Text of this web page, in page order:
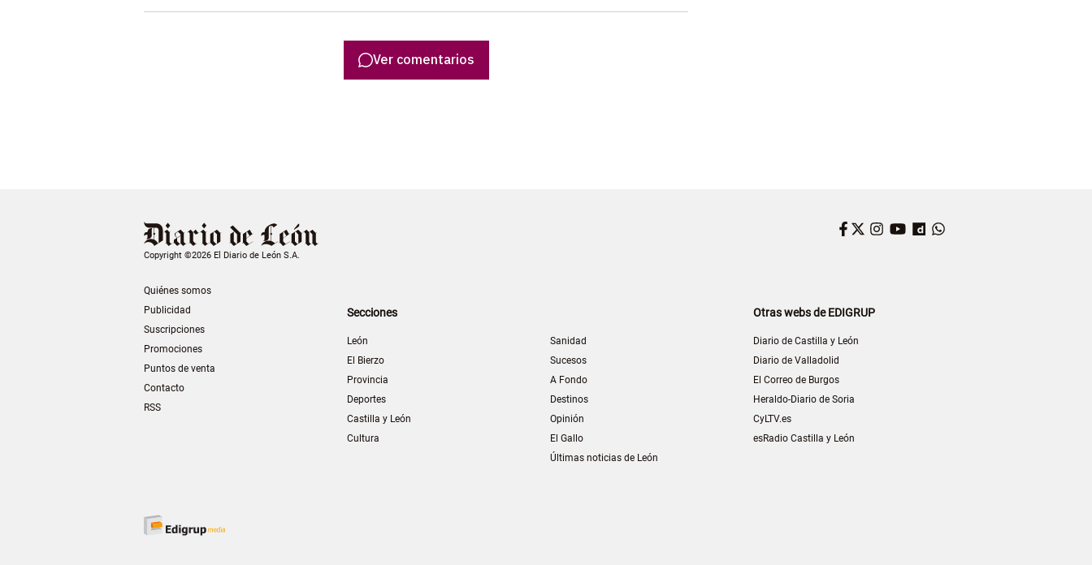
Ver comentarios
Copyright ©2026 El Diario de León S.A.
Quiénes somos
Publicidad
Suscripciones
Promociones
Puntos de venta
Contacto
RSS
Facebook
Twitter
Instagram
YouTube
Dailymotion
Secciones
León
El Bierzo
Provincia
Deportes
Castilla y León
Cultura
Sanidad
Sucesos
A Fondo
Destinos
Opinión
El Gallo
Últimas noticias de León
Otras webs de EDIGRUP
Diario de Castilla y León
Diario de Valladolid
El Correo de Burgos
Heraldo-Diario de Soria
CyLTV.es
esRadio Castilla y León